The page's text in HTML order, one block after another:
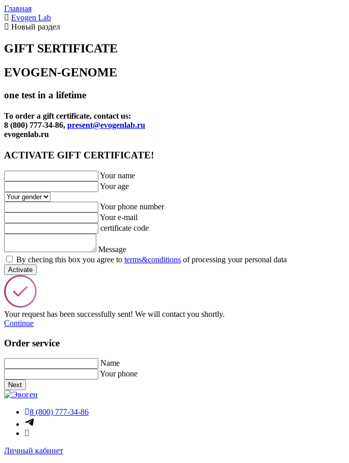
Главная
Evogen Lab
Новый раздел
GIFT SERTIFICATE
EVOGEN-GENOME
one test in a lifetime
To order a gift certificate, contact us:
8 (800) 777-34-86, present@evogenlab.ru
evogenlab.ru
ACTIVATE GIFT CERTIFICATE!
Your name
Your age
Your phone number
Your e-mail
certificate code
Message
By checing this box you agree to terms&conditions of processing your personal data
Activate
Your request has been successfully sent! We will contact you shortly.
Continue
Order service
Name
Your phone
Next
8 (800) 777-34-86
Личный кабинет